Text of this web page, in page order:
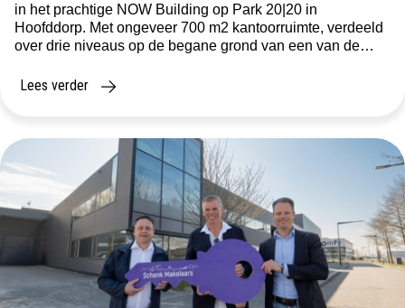
in het prachtige NOW Building op Park 20|20 in
Hoofddorp. Met ongeveer 700 m2 kantoorruimte, verdeeld
over drie niveaus op de begane grond van een van de
zitten alle medewerkers helemaal op hun plek. […]
Lees verder